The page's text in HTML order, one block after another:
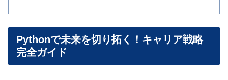
Pythonで未来を切り拓く！キャリア戦略
完全ガイド